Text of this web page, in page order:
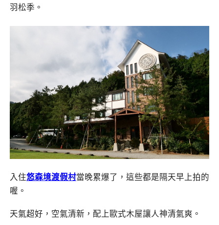
羽松季。
入住悠森境渡假村當晚累爆了，這些都是隔天早上拍的
喔。
天氣超好，空氣清新，配上歐式木屋讓人神清氣爽。